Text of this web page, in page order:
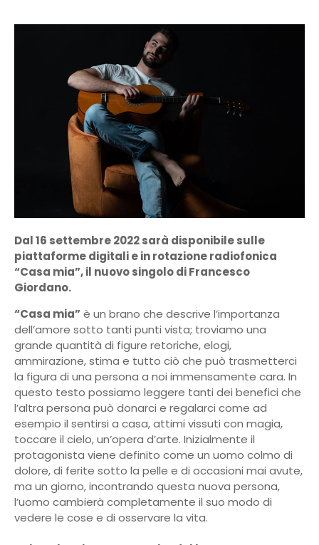
Dal 16 settembre 2022 sarà disponibile sulle
piattaforme digitali e in rotazione radiofonica
“Casa mia”, il nuovo singolo di Francesco
Giordano.
“Casa mia”è un brano che descrive l’importanza
dell’amore sotto tanti punti vista; troviamo una
grande quantità di figure retoriche, elogi,
ammirazione, stima e tutto ciò che può trasmetterci
la figura di una persona a noi immensamente cara. In
questo testo possiamo leggere tanti dei benefici che
l’altra persona può donarci e regalarci come ad
esempio il sentirsi a casa, attimi vissuti con magia,
toccare il cielo, un’opera d’arte. Inizialmente il
protagonista viene definito come un uomo colmo di
dolore, di ferite sotto la pelle e di occasioni mai avute,
ma un giorno, incontrando questa nuova persona,
l’uomo cambierà completamente il suo modo di
vedere le cose e di osservare la vita.